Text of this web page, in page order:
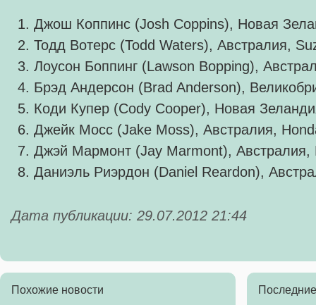
Джош Коппинс (Josh Coppins), Новая
Тодд Вотерс (Todd Waters), Австралия,
Лоусон Боппинг (Lawson Bopping),
Брэд Андерсон (Brad Anderson),
Коди Купер (Cody Cooper), Новая
Джейк Мосс (Jake Moss), Австралия,
Джэй Мармонт (Jay Marmont), Австралия,
Даниэль Риэрдон (Daniel Reardon),
Дата публикации: 29.07.2012 21:44
Похожие новости